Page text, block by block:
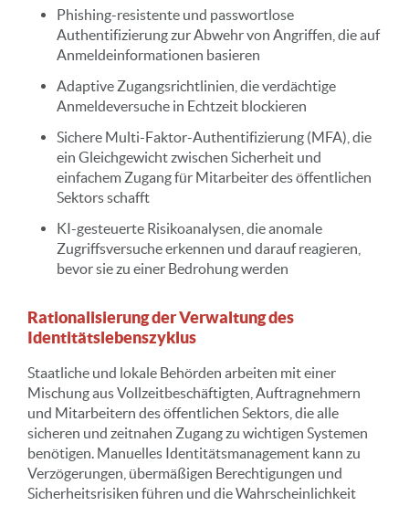
Phishing-resistente und passwortlose
Authentifizierung zur Abwehr von Angriffen, die auf
Anmeldeinformationen basieren
Adaptive Zugangsrichtlinien, die verdächtige
Anmeldeversuche in Echtzeit blockieren
Sichere Multi-Faktor-Authentifizierung (MFA), die
ein Gleichgewicht zwischen Sicherheit und
einfachem Zugang für Mitarbeiter des öffentlichen
Sektors schafft
KI-gesteuerte Risikoanalysen, die anomale
Zugriffsversuche erkennen und darauf reagieren,
bevor sie zu einer Bedrohung werden
Rationalisierung der Verwaltung des
Identitätslebenszyklus
Staatliche und lokale Behörden arbeiten mit einer
Mischung aus Vollzeitbeschäftigten, Auftragnehmern
und Mitarbeitern des öffentlichen Sektors, die alle
sicheren und zeitnahen Zugang zu wichtigen Systemen
benötigen. Manuelles Identitätsmanagement kann zu
Verzögerungen, übermäßigen Berechtigungen und
Sicherheitsrisiken führen und die Wahrscheinlichkeit